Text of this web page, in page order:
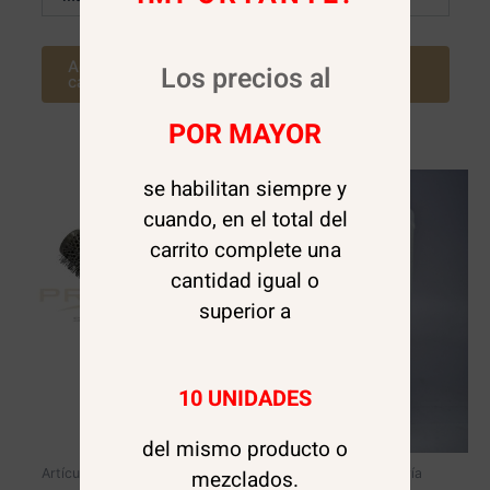
Agregar al
carrito
Agregar al
carrito
Artículos de peluquería Artículos de peluquería
Los precios al
POR MAYOR
se habilitan siempre y
cuando, en el total del
carrito complete una
cantidad igual o
superior a
10 UNIDADES
del mismo producto o
mezclados.